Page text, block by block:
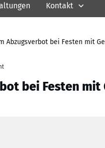
Kontakt
Abzugsverbot bei Festen mit
bei Festen